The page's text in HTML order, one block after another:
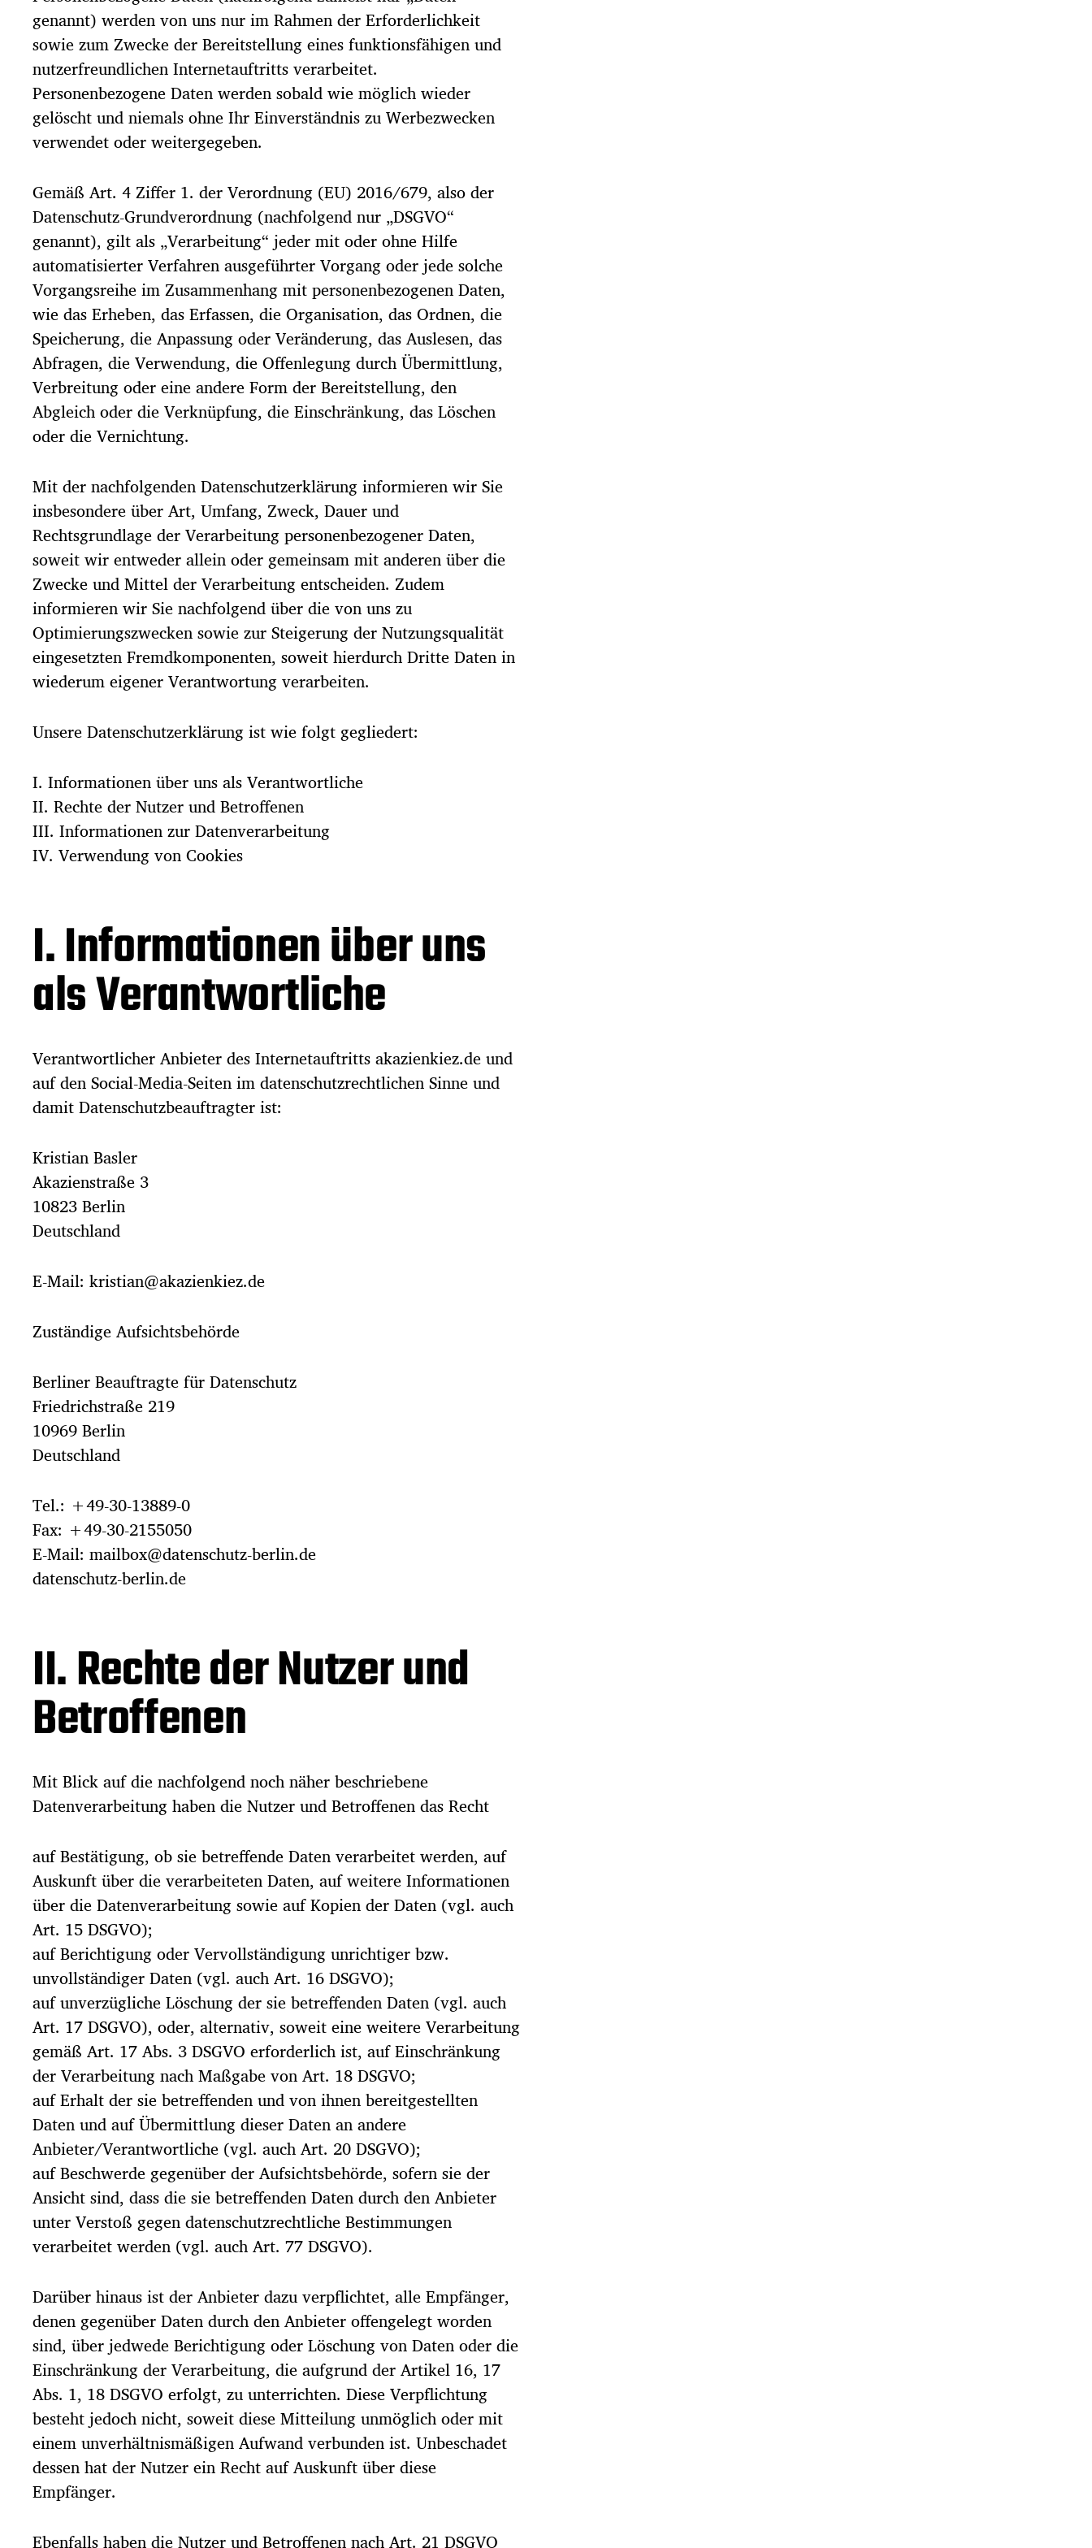
genannt) werden von uns nur im Rahmen der Erforderlichkeit
sowie zum Zwecke der Bereitstellung eines funktionsfähigen und
nutzerfreundlichen Internetauftritts verarbeitet.
Personenbezogene Daten werden sobald wie möglich wieder
gelöscht und niemals ohne Ihr Einverständnis zu Werbezwecken
verwendet oder weitergegeben.
Gemäß Art. 4 Ziffer 1. der Verordnung (EU) 2016/679, also der
Datenschutz-Grundverordnung (nachfolgend nur „DSGVO“
genannt), gilt als „Verarbeitung“ jeder mit oder ohne Hilfe
automatisierter Verfahren ausgeführter Vorgang oder jede solche
Vorgangsreihe im Zusammenhang mit personenbezogenen Daten,
wie das Erheben, das Erfassen, die Organisation, das Ordnen, die
Speicherung, die Anpassung oder Veränderung, das Auslesen, das
Abfragen, die Verwendung, die Offenlegung durch Übermittlung,
Verbreitung oder eine andere Form der Bereitstellung, den
Abgleich oder die Verknüpfung, die Einschränkung, das Löschen
oder die Vernichtung.
Mit der nachfolgenden Datenschutzerklärung informieren wir Sie
insbesondere über Art, Umfang, Zweck, Dauer und
Rechtsgrundlage der Verarbeitung personenbezogener Daten,
soweit wir entweder allein oder gemeinsam mit anderen über die
Zwecke und Mittel der Verarbeitung entscheiden. Zudem
informieren wir Sie nachfolgend über die von uns zu
Optimierungszwecken sowie zur Steigerung der Nutzungsqualität
eingesetzten Fremdkomponenten, soweit hierdurch Dritte Daten in
wiederum eigener Verantwortung verarbeiten.
Unsere Datenschutzerklärung ist wie folgt gegliedert:
I. Informationen über uns als Verantwortliche
II. Rechte der Nutzer und Betroffenen
III. Informationen zur Datenverarbeitung
IV. Verwendung von Cookies
I. Informationen über uns
als Verantwortliche
Verantwortlicher Anbieter des Internetauftritts akazienkiez.de und
auf den Social-Media-Seiten im datenschutzrechtlichen Sinne und
damit Datenschutzbeauftragter ist:
Kristian Basler
Akazienstraße 3
10823 Berlin
Deutschland
E-Mail: kristian@akazienkiez.de
Zuständige Aufsichtsbehörde
Berliner Beauftragte für Datenschutz
Friedrichstraße 219
10969 Berlin
Deutschland
Tel.: +49-30-13889-0
Fax: +49-30-2155050
E-Mail: mailbox@datenschutz-berlin.de
datenschutz-berlin.de
II. Rechte der Nutzer und
Betroffenen
Mit Blick auf die nachfolgend noch näher beschriebene
Datenverarbeitung haben die Nutzer und Betroffenen das Recht
auf Bestätigung, ob sie betreffende Daten verarbeitet werden, auf
Auskunft über die verarbeiteten Daten, auf weitere Informationen
über die Datenverarbeitung sowie auf Kopien der Daten (vgl. auch
Art. 15 DSGVO);
auf Berichtigung oder Vervollständigung unrichtiger bzw.
unvollständiger Daten (vgl. auch Art. 16 DSGVO);
auf unverzügliche Löschung der sie betreffenden Daten (vgl. auch
Art. 17 DSGVO), oder, alternativ, soweit eine weitere Verarbeitung
gemäß Art. 17 Abs. 3 DSGVO erforderlich ist, auf Einschränkung
der Verarbeitung nach Maßgabe von Art. 18 DSGVO;
auf Erhalt der sie betreffenden und von ihnen bereitgestellten
Daten und auf Übermittlung dieser Daten an andere
Anbieter/Verantwortliche (vgl. auch Art. 20 DSGVO);
auf Beschwerde gegenüber der Aufsichtsbehörde, sofern sie der
Ansicht sind, dass die sie betreffenden Daten durch den Anbieter
unter Verstoß gegen datenschutzrechtliche Bestimmungen
verarbeitet werden (vgl. auch Art. 77 DSGVO).
Darüber hinaus ist der Anbieter dazu verpflichtet, alle Empfänger,
denen gegenüber Daten durch den Anbieter offengelegt worden
sind, über jedwede Berichtigung oder Löschung von Daten oder die
Einschränkung der Verarbeitung, die aufgrund der Artikel 16, 17
Abs. 1, 18 DSGVO erfolgt, zu unterrichten. Diese Verpflichtung
besteht jedoch nicht, soweit diese Mitteilung unmöglich oder mit
einem unverhältnismäßigen Aufwand verbunden ist. Unbeschadet
dessen hat der Nutzer ein Recht auf Auskunft über diese
Empfänger.
Ebenfalls haben die Nutzer und Betroffenen nach Art. 21 DSGVO